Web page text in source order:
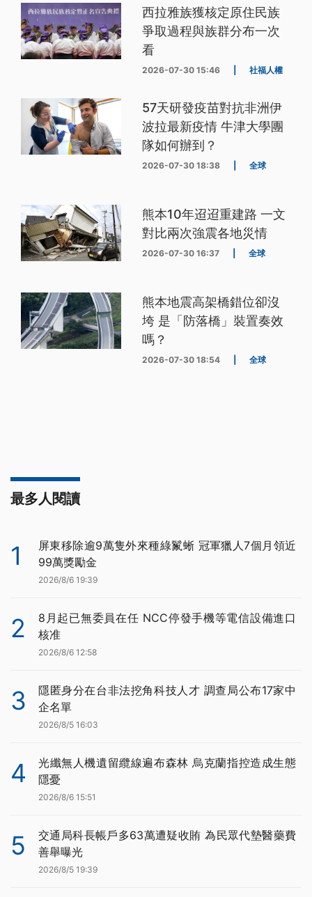
西拉雅族獲核定原住民族
爭取過程與族群分布一次
看
2026-07-30 15:46 社福人權
57天研發疫苗對抗非洲伊
波拉最新疫情 牛津大學團
隊如何辦到？
2026-07-30 18:38 全球
熊本10年迢迢重建路 一文
對比兩次強震各地災情
2026-07-30 16:37 全球
熊本地震高架橋錯位卻沒
垮 是「防落橋」裝置奏效
嗎？
2026-07-30 18:54 全球
最多人閱讀
1
屏東移除逾9萬隻外來種綠鬣蜥 冠軍獵人7個月領近
99萬獎勵金
2026/8/6 19:39
2
8月起已無委員在任 NCC停發手機等電信設備進口
核准
2026/8/6 12:58
3
隱匿身分在台非法挖角科技人才 調查局公布17家中
企名單
2026/8/5 16:03
4
光纖無人機遺留纜線遍布森林 烏克蘭指控造成生態
隱憂
2026/8/6 15:51
5
交通局科長帳戶多63萬遭疑收賄 為民眾代墊醫藥費
善舉曝光
2026/8/5 19:39